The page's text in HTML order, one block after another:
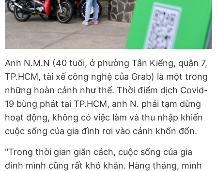
Anh N.M.N (40 tuổi, ở phường Tân Kiểng, quận 7,
TP.HCM, tài xế công nghệ của Grab) là một trong
những hoàn cảnh như thế. Thời điểm dịch Covid-
19 bùng phát tại TP.HCM, anh N. phải tạm dừng
hoạt động, không có việc làm và thu nhập khiến
cuộc sống của gia đình rơi vào cảnh khốn đốn.
"Trong thời gian giãn cách, cuộc sống của gia
đình mình cũng rất khó khăn. Hàng tháng, mình